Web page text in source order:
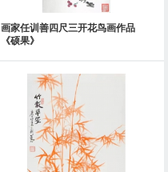
画家任训善四尺三开花鸟画作品
《硕果》